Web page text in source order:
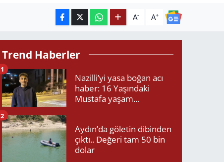
A- A+
Trend Haberler
Nazilli’yi yasa boğan acı
haber: 16 Yaşındaki
Mustafa yaşam
1
Aydın’da göletin dibinden
çıktı.. Değeri tam 50 bin
dolar
2